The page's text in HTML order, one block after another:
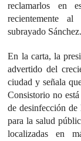
reclamarlos en
recientemente
subrayado Sánchez.
En la carta, la
advertido del
ciudad y señala
Consistorio no
de desinfección
para la salud
localizadas en